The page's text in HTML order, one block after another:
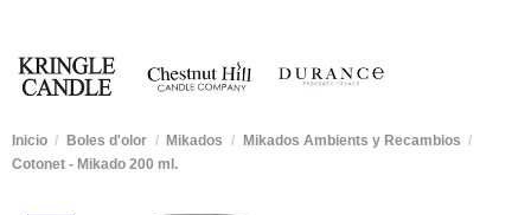
Inicio Boles d'olor Mikados
Mikados Ambients y Recambios
Cotonet - Mikado 200 ml.